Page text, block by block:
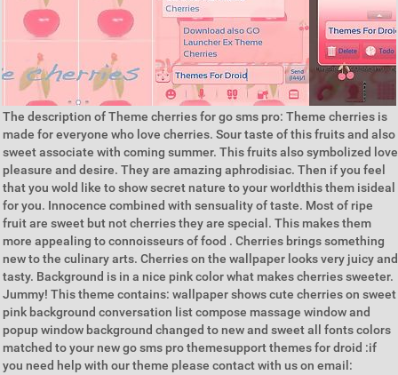
The description of Theme cherries for go sms pro: Theme cherries is
made for everyone who love cherries. Sour taste of this fruits and also
sweet associate with coming summer. This fruits also symbolized love
pleasure and desire. They are amazing aphrodisiac. Then if you feel
that you wold like to show secret nature to your worldthis them isideal
for you. Innocence combined with sensuality of taste. Most of ripe
fruit are sweet but not cherries they are special. This makes them
more appealing to connoisseurs of food . Cherries brings something
new to the culinary arts. Cherries on the wallpaper looks very juicy and
tasty. Background is in a nice pink color what makes cherries sweeter.
Jummy! This theme contains: wallpaper shows cute cherries on sweet
pink background conversation list compose massage window and
popup window background changed to new and sweet all fonts colors
matched to your new go sms pro themesupport themes for droid :if
you need help with our theme please contact with us on email: